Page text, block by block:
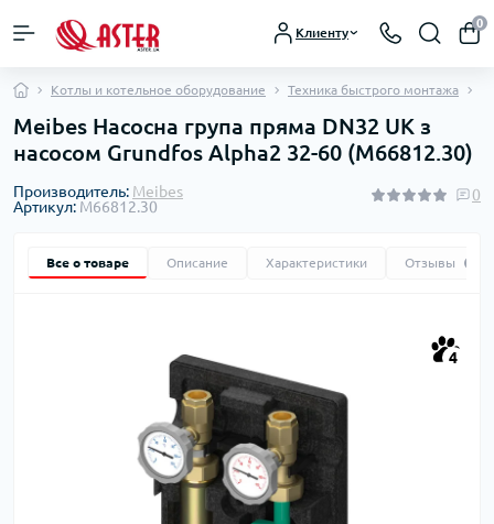
Клиенту
0
Котлы и котельное оборудование Техника быстрого монтажа
Meibes Насосна група пряма DN32 UК з
насосом Grundfos Alpha2 32-60 (M66812.30)
Производитель: Meibes
Артикул: M66812.30
0
Все о товаре Описание Характеристики Отзывы
4